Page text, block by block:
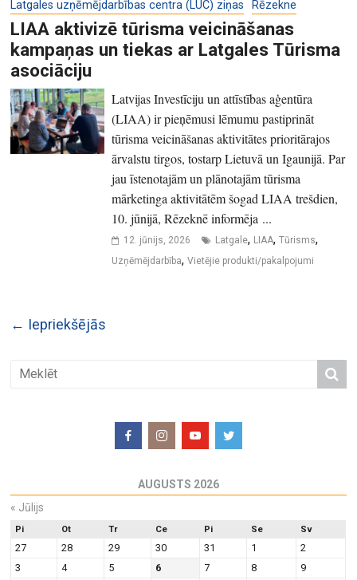
Latgales uzņēmējdarbības centra (LUC) ziņas Rēzekne
LIAA aktivizē tūrisma veicināšanas
kampaņas un tiekas ar Latgales Tūrisma
asociāciju
Latvijas Investīciju un attīstības aģentūra
(LIAA) ir pieņēmusi lēmumu pastiprināt
tūrisma veicināšanas aktivitātes prioritārajos
ārvalstu tirgos, tostarp Lietuvā un Igaunijā. Par
jau īstenotajām un plānotajām tūrisma
mārketinga aktivitātēm šogad LIAA trešdien,
10. jūnijā, Rēzeknē informēja ...
12. jūnijs, 2026 Latgale, LIAA, Tūrisms,
Uzņēmējdarbība, Vietējie produkti/pakalpojumi
← Iepriekšējās
AUGUSTS 2026
« Jūlijs
Pi Ot Tr Ce Pi Se Sv
27 28 29 30 31 1
2
3
4 5 6 7 8
9